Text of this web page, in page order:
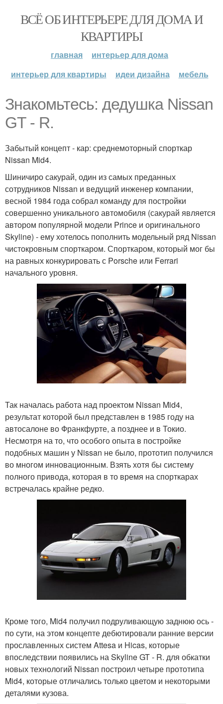
ВСЁ ОБ ИНТЕРЬЕРЕ ДЛЯ ДОМА И
КВАРТИРЫ
главная
интерьер для дома
интерьер для квартиры
идеи дизайна мебель
Знакомьтесь: дедушка Nissan
GT - R.
Забытый концепт - кар: среднемоторный спорткар
Nissan Mid4.
Шиничиро сакурай, один из самых преданных
сотрудников Nissan и ведущий инженер компании,
весной 1984 года собрал команду для постройки
совершенно уникального автомобиля (сакурай является
автором популярной модели Prince и оригинального
Skyline) - ему хотелось пополнить модельный ряд Nissan
чистокровным спорткаром. Спорткаром, который мог бы
на равных конкурировать с Porsche или Ferrari
начального уровня.
Так началась работа над проектом Nissan Mid4,
результат которой был представлен в 1985 году на
автосалоне во Франкфурте, а позднее и в Токио.
Несмотря на то, что особого опыта в постройке
подобных машин у Nissan не было, прототип получился
во многом инновационным. Взять хотя бы систему
полного привода, которая в то время на спорткарах
встречалась крайне редко.
Кроме того, Mid4 получил подруливающую заднюю ось -
по сути, на этом концепте дебютировали ранние версии
прославленных систем Attesa и Hicas, которые
впоследствии появились на Skyline GT - R. для обкатки
новых технологий Nissan построил четыре прототипа
Mid4, которые отличались только цветом и некоторыми
деталями кузова.